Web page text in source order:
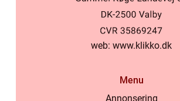
web: www.klikko.dk
Menu
Annonsering